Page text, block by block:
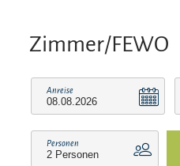
Zimmer/FEWO
Anreise
Personen